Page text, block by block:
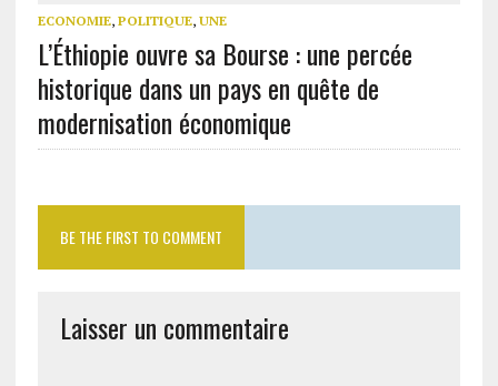
ECONOMIE, POLITIQUE, UNE
L’Éthiopie ouvre sa Bourse : une percée
historique dans un pays en quête de
modernisation économique
BE THE FIRST TO COMMENT
Laisser un commentaire